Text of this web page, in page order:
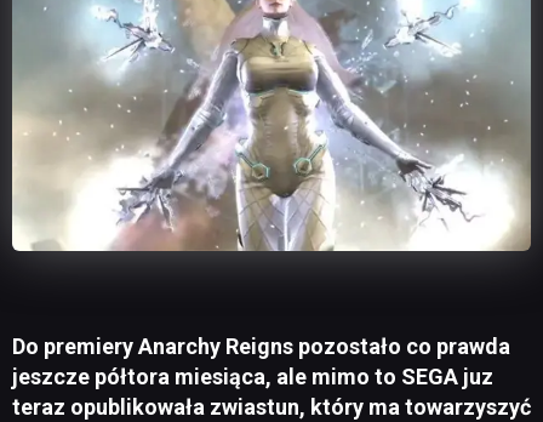
Do premiery Anarchy Reigns pozostało co prawda
jeszcze półtora miesiąca, ale mimo to SEGA juz
teraz opublikowała zwiastun, który ma towarzyszyć